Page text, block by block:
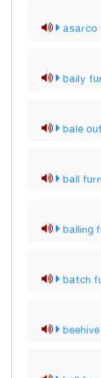
asarco
baily
bale
ball
balling
batch